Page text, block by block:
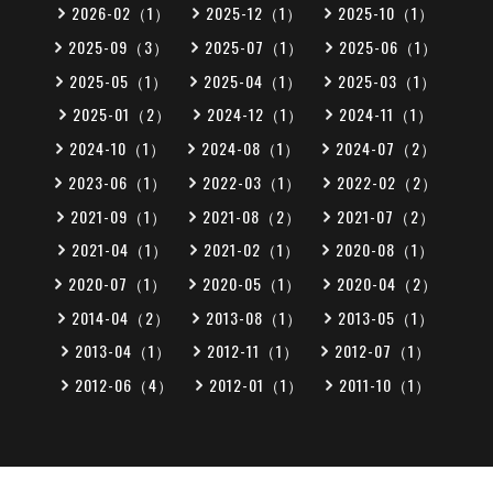
2026-02（1）
2025-12（1）
2025-10（1）
2025-09（3）
2025-07（1）
2025-06（1）
2025-05（1）
2025-04（1）
2025-03（1）
2025-01（2）
2024-12（1）
2024-11（1）
2024-10（1）
2024-08（1）
2024-07（2）
2023-06（1）
2022-03（1）
2022-02（2）
2021-09（1）
2021-08（2）
2021-07（2）
2021-04（1）
2021-02（1）
2020-08（1）
2020-07（1）
2020-05（1）
2020-04（2）
2014-04（2）
2013-08（1）
2013-05（1）
2013-04（1）
2012-11（1）
2012-07（1）
2012-06（4）
2012-01（1） 2011-10（1）